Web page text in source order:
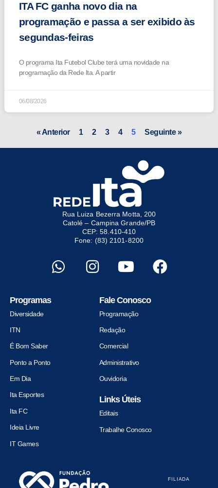
ITA FC ganha novo dia na
programação e passa a ser exibido às
segundas-feiras
O programa Ita Futebol Clube terá uma novidade na
programação da Rede Ita. A partir
06/08/2026
« Anterior 1 2 3 4 5 Seguinte »
Rua Luiza Bezerra Motta, 200
Catolé – Campina Grande/PB
CEP: 58.410-410
Fone: (83) 2101-8200
Programas
Diversidade
ITN
É Bom Saber
Ponto a Ponto
Em Dia
Ita Esportes
Ita FC
Ideia Livre
IT Games
Fale Conosco
Programação
Redação
Comercial
Administrativo
Ouvidoria
Links Úteis
Editais
Trabalhe Conosco
FILIADA